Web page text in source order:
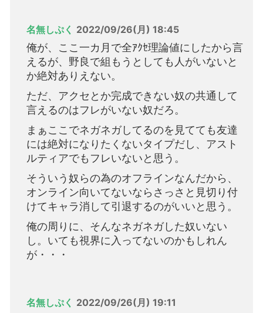
名無しぷく 2022/09/26(月) 18:45
俺が、ここ一カ月で全ｱｸｾ理論値にしたから言
えるが、野良で組もうとしても人がいないと
か絶対ありえない。
ただ、アクセとか完成できない奴の共通して
言えるのはフレがいない奴だろ。
まぁここでネガネガしてるのを見てても友達
には絶対になりたくないタイプだし、アスト
ルティアでもフレいないと思う。
そういう奴らの為のオフラインなんだから、
オンライン向いてないならさっさと見切り付
けてキャラ消して引退するのがいいと思う。
俺の周りに、そんなネガネガした奴いない
し。いても視界に入ってないのかもしれん
が・・・
名無しぷく 2022/09/26(月) 19:11